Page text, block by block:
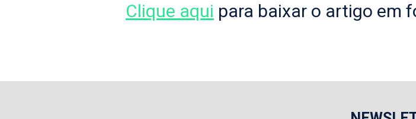
Clique aqui para baixar o artigo em